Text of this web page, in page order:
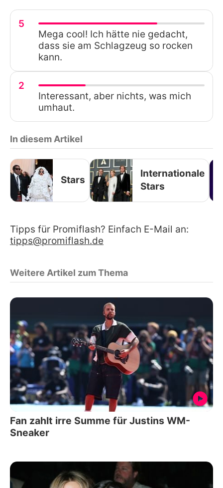
5
Mega cool! Ich hätte nie gedacht,
dass sie am Schlagzeug so rocken
kann.
2
Interessant, aber nichts, was mich
umhaut.
In diesem Artikel
Stars
Internationale
Stars
Tipps für Promiflash? Einfach E-Mail an:
tipps@promiflash.de
Weitere Artikel zum Thema
Fan zahlt irre Summe für Justins WM-
Sneaker